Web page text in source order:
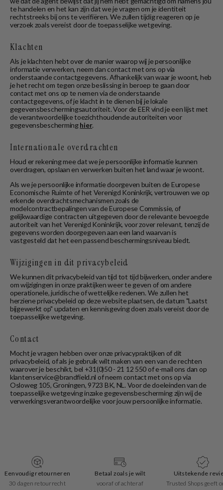
te handelen en het kan zijn dat we je vragen om je identiteit
rechtstreeks bij ons te verifiëren. We zullen tijdig reageren op je
verzoek zoals vereist door de toepasselijke wetgeving.
Klachten
Als je klachten hebt over de manier waarop wij je persoonlijke
informatie verwerken, neem dan contact met ons op via
onderstaande contactgegevens. Afhankelijk van waar je woont, heb
je het recht om tegen onze beslissing in beroep te gaan door
contact met ons op te nemen via de onderstaande
contactgegevens, of je klacht in te dienen bij je lokale
gegevensbeschermingsautoriteit. Voor de EER vind je een lijst met
de verantwoordelijke toezichthoudende autoriteiten voor
gegevensbescherminghier.
Internationale overdrachten
Houd er rekening mee dat we je persoonlijke informatie kunnen
overdragen, opslaan en verwerken buiten het land waar je woont.
Als we je persoonlijke informatie doorgeven buiten de Europese
Economische Ruimte of het Verenigd Koninkrijk, vertrouwen we op
erkende overdrachtsmechanismen zoals de
modelcontractbepalingen van de Europese Commissie, of
gelijkwaardige contracten uitgegeven door de relevante bevoegde
autoriteit van het Verenigd Koninkrijk, voor zover relevant, tenzij de
gegevens worden doorgegeven aan een land waarvan is
vastgesteld dat het een passend beschermingsniveau biedt.
Wijzigingen in dit privacybeleid
We kunnen dit privacybeleid van tijd tot tijd bijwerken, onder andere
om wijzigingen in onze praktijken weer te geven of om andere
operationele, juridische of wettelijke redenen. We zullen het
herziene privacybeleid op deze website plaatsen, de datum "Laatst
bijgewerkt op" updaten en kennisgeving doen zoals vereist door de
toepasselijke wetgeving.
Contact
Mocht je vragen hebben over onze privacypraktijken of dit
privacybeleid, of als je gebruik wilt maken van een van de rechten
waarover je beschikt, bel +31(0)50 - 21 12 550 of e-mail ons dan op
klantenservice@brandfield.nl of neem contact met ons op via
Osloweg 105, Groningen, 9723 BK, NL. Voor de doeleinden van de
toepasselijke wetgeving inzake gegevensbescherming zijn wij de
verwerkingsverantwoordelijke voor jouw persoonlijke informatie.
Betaal zoals je wilt
vooraf of achteraf
Uitstekende reviews
Trusted Shops geeft ons een
Snelle levering
1-2 werkdagen